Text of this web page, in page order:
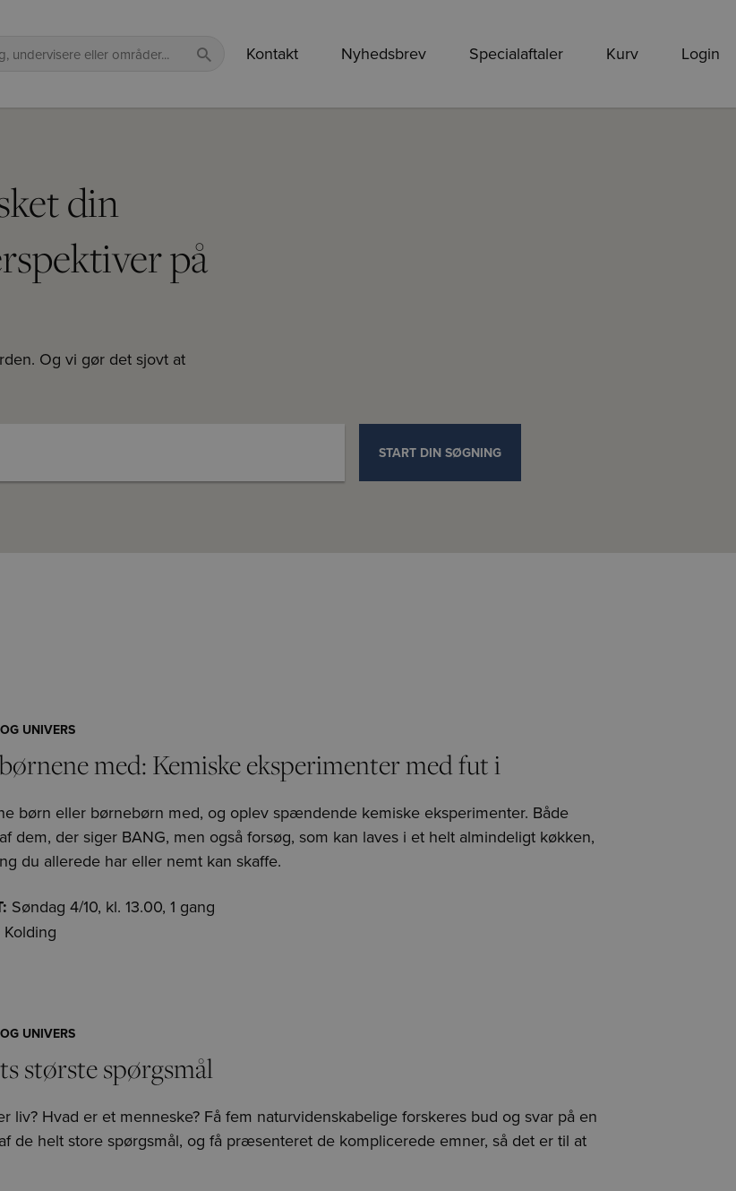
Kontakt Nyhedsbrev Specialaftaler Kurv Login
din
på
Og vi gør det sjovt at
START DIN SØGNING
UNIVERS
med: Kemiske eksperimenter med fut i
børn eller børnebørn med, og oplev spændende kemiske eksperimenter. Både
dem, der siger BANG, men også forsøg, som kan laves i et helt almindeligt køkken,
du allerede har eller nemt kan skaffe.
Søndag 4/10, kl. 13.00, 1 gang
Kolding
UNIVERS
største spørgsmål
liv? Hvad er et menneske? Få fem naturvidenskabelige forskeres bud og svar på en
de helt store spørgsmål, og få præsenteret de komplicerede emner, så det er til at